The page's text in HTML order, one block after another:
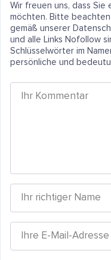
Wir freuen uns, dass Sie
möchten. Bitte beachten
gemäß unserer
und alle Links Nofollow
Schlüsselwörter im
persönliche und